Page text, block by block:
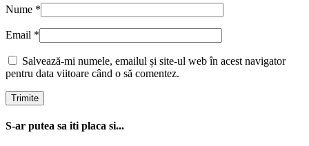
Nume *
Email *
Salvează-mi numele, emailul și site-ul web în acest navigator
pentru data viitoare când o să comentez.
S-ar putea sa iti placa si...